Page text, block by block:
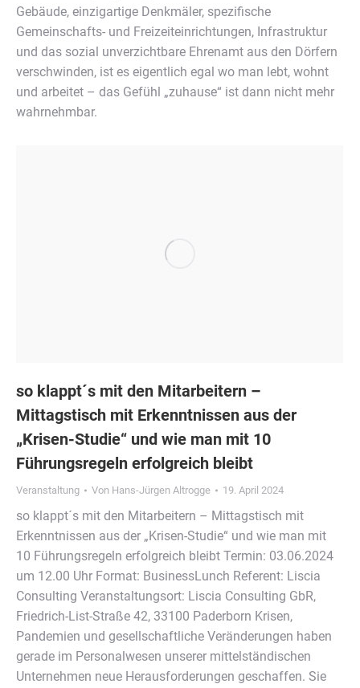
Gebäude, einzigartige Denkmäler, spezifische
Gemeinschafts- und Freizeiteinrichtungen, Infrastruktur
und das sozial unverzichtbare Ehrenamt aus den Dörfern
verschwinden, ist es eigentlich egal wo man lebt, wohnt
und arbeitet – das Gefühl „zuhause“ ist dann nicht mehr
wahrnehmbar.
so klappt´s mit den Mitarbeitern –
Mittagstisch mit Erkenntnissen aus der
„Krisen-Studie“ und wie man mit 10
Führungsregeln erfolgreich bleibt
Veranstaltung Von Hans-Jürgen Altrogge 19. April 2024
so klappt´s mit den Mitarbeitern – Mittagstisch mit
Erkenntnissen aus der „Krisen-Studie“ und wie man mit
10 Führungsregeln erfolgreich bleibt Termin: 03.06.2024
um 12.00 Uhr Format: BusinessLunch Referent: Liscia
Consulting Veranstaltungsort: Liscia Consulting GbR,
Friedrich-List-Straße 42, 33100 Paderborn Krisen,
Pandemien und gesellschaftliche Veränderungen haben
gerade im Personalwesen unserer mittelständischen
Unternehmen neue Herausforderungen geschaffen. Sie